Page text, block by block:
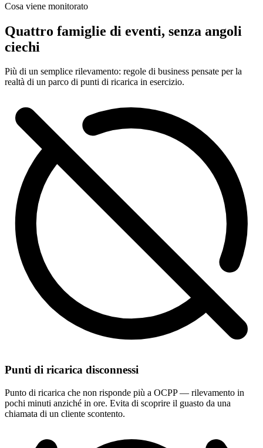
Cosa viene monitorato
Quattro famiglie di eventi, senza angoli
ciechi
Più di un semplice rilevamento: regole di business pensate per la
realtà di un parco di punti di ricarica in esercizio.
Punti di ricarica disconnessi
Punto di ricarica che non risponde più a OCPP — rilevamento in
pochi minuti anziché in ore. Evita di scoprire il guasto da una
chiamata di un cliente scontento.